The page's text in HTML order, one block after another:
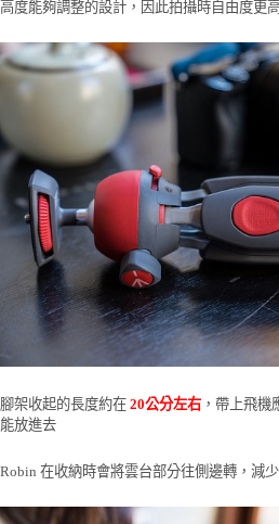
高度能夠調整的設計，因此拍攝時自由度更
腳架收起的長度約在 20公分左右 ，帶上飛
能放進去
Robin 在收納時會將雲台部分往側邊轉，減